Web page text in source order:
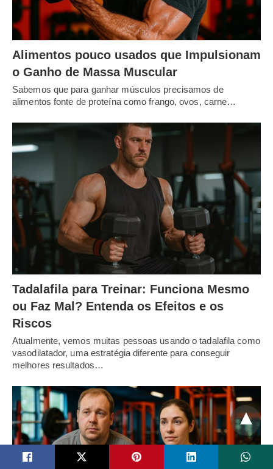
Alimentos pouco usados que Impulsionam
o Ganho de Massa Muscular
Sabemos que para ganhar músculos precisamos de
alimentos fonte de proteína como frango, ovos, carne…
Tadalafila para Treinar: Funciona Mesmo
ou Faz Mal? Entenda os Efeitos e os
Riscos
Atualmente, vemos muitas pessoas usando o tadalafila como
vasodilatador, uma estratégia diferente para conseguir
melhores resultados…